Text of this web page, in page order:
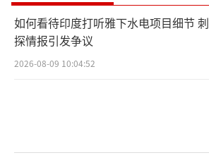
如何看待印度打听雅下水电项目细节 刺
探情报引发争议
2026-08-09 10:04:52